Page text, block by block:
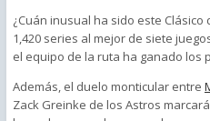
¿Cuán inusual ha sido este Clásico
1,420 series al mejor de siete
el equipo de la ruta ha ganado los
Además, el duelo monticular entre
Zack Greinke de los Astros